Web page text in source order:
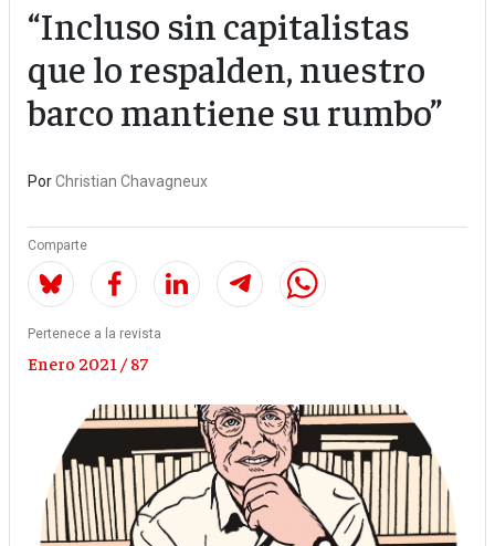
“Incluso sin capitalistas
que lo respalden, nuestro
barco mantiene su rumbo”
PorChristian Chavagneux
Comparte
Pertenece a la revista
Enero 2021 / 87